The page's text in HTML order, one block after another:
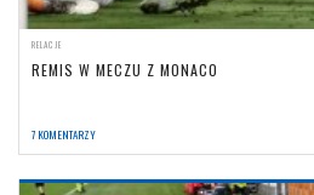
RELACJE
REMIS W MECZU Z MONACO
7 KOMENTARZY